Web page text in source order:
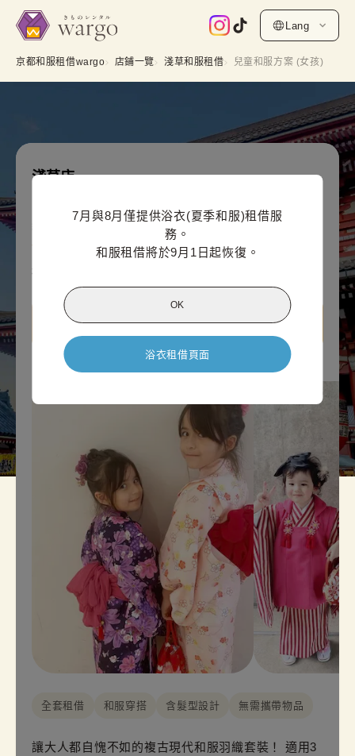
Lang
京都和服租借wargo 店鋪一覽 淺草和服租借 兒童和服方案 (女孩)
7月與8月僅提供浴衣(夏季和服)租借服
務。
和服租借將於9月1日起恢復。
OK
浴衣租借頁面
淺草店
¥ 3,300(含稅)~
¥4,400
查看淺草店資訊
全套租借 和服穿搭 含髮型設計 無需攜帶物品
讓大人都自愧不如的複古現代和服羽織套裝！ 適用3